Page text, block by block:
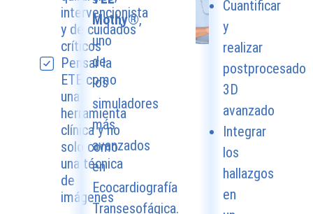
intervencionista
y de cuidados
críticos
Pensar la
ETE como
una
herramienta
clínica y no
solo como
una técnica
de
imágenes
Mothy®,
uno
de
los
simuladores
más
avanzados
en
Ecocardiografía
Transesofágica.
Cuantificar
y
realizar
postprocesado
3D
avanzado
Integrar
los
hallazgos
en